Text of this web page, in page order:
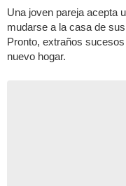
Una joven pareja acepta
mudarse a la casa de
Pronto, extraños
nuevo hogar.